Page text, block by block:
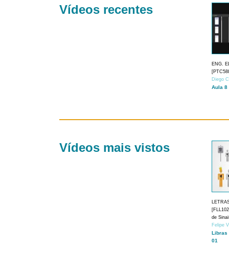
Vídeos recentes
ENG.
Diego
Aula 8
Vídeos mais vistos
de
Felipe
Libras
01